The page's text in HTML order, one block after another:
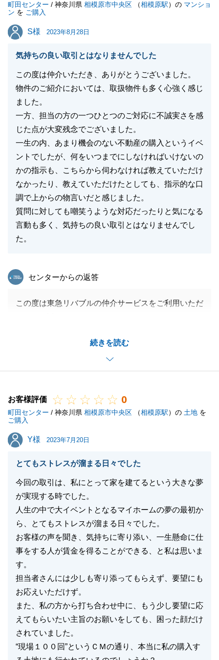
町田センター / 神奈川県 相模原市中央区 （相模原駅）の マンショ
ン を ご購入
S様
S様 2023年8月28日
気持ちの良い取引とはなりませんでした
この度は仲介いただき、ありがとうございました。
物件のご紹介においては、取扱物件も多く心強く感じ
ました。
一方、担当の方の一つひとつのご対応に不誠実さを感
じた点が大変残念でございました。
一生の内、あまり機会のない不動産の購入というイベ
ントでしたが、何をいつまでにしなければいけないの
かの指示も、こちらから伺わなければ教えていただけ
なかったり、教えていただけたとしても、指示的な口
調で上からの物言いだと感じました。
質問に対しても嘲笑うような対応だったりと気になる
言動も多く、気持ちの良い取引とはなりませんでし
た。
続きを読む
東急リバブル
センターからの返答
この度は東急リバブルの仲介サービスをご利用いただ
し訳ございませんでした。
いただいたご指摘は真摯に受け止め今後の営業活動に
お客様評価 0
町田センター / 神奈川県 相模原市中央区 （相模原駅）の 土地 を
ご購入
Y様
Y様 2023年7月20日
とてもストレスが溜まる日々でした
今回の取引は、私にとって家を建てるという大きな夢
が実現する時でした。
人生の中で大イベントとなるマイホームの夢の最初か
ら、とてもストレスが溜まる日々でした。
お客様の声を聞き、気持ちに寄り添い、一生懸命に仕
事をする人が賃金を得ることができる、と私は思いま
す。
担当者さんには少しも寄り添ってもらえず、要望にも
お応えいただけず。
また、私の方から打ち合わせ中に、もう少し要望に応
えてもらいたい主旨のお願いをしても、困った顔だけ
されていました。
“現場１００回”というＣＭの通り、本当に私の購入す